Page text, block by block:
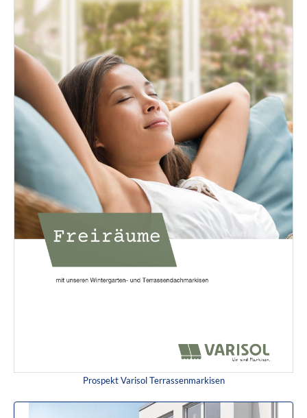
Prospekt Varisol Terrassenmarkisen